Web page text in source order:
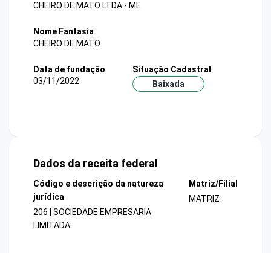
CHEIRO DE MATO LTDA - ME
Nome Fantasia
CHEIRO DE MATO
Data de fundação
03/11/2022
Situação Cadastral
Baixada
Dados da receita federal
Código e descrição da natureza
jurídica
206 | SOCIEDADE EMPRESARIA
LIMITADA
Matriz/Filial
MATRIZ